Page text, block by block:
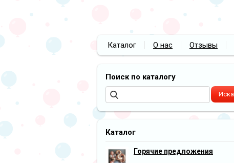
Каталог О нас Отзывы
Поиск по каталогу
Каталог
Горячие предложения